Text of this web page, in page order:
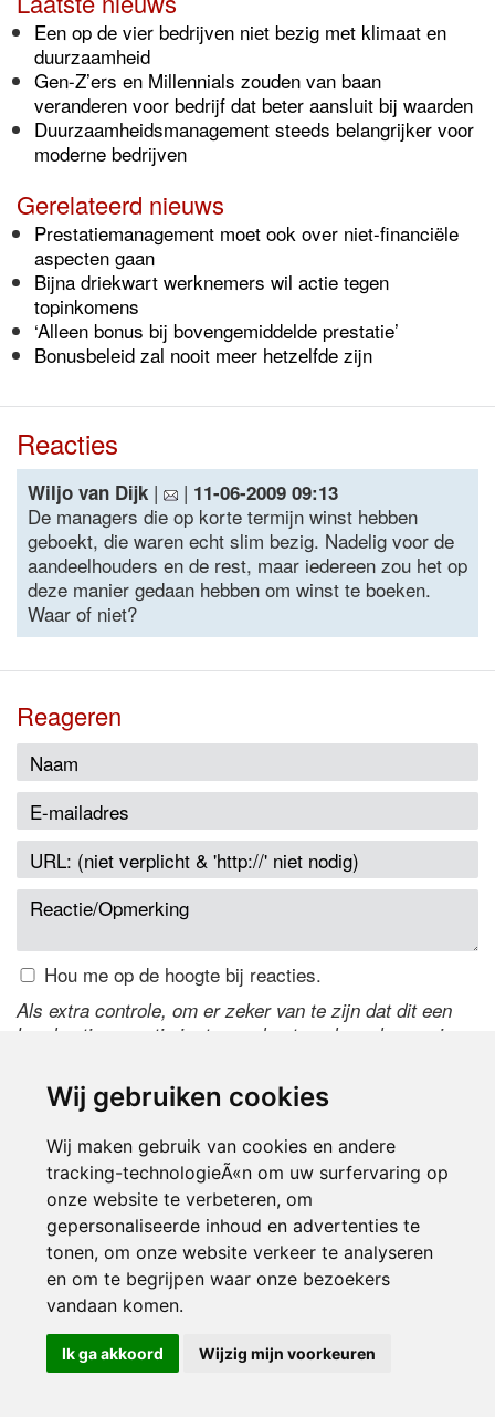
Wij gebruiken cookies
Wij maken gebruik van cookies en andere
tracking-technologieÃ«n om uw surfervaring op
onze website te verbeteren, om
gepersonaliseerde inhoud en advertenties te
tonen, om onze website verkeer te analyseren
en om te begrijpen waar onze bezoekers
vandaan komen.
Ik ga akkoord Wijzig mijn voorkeuren
Een op de vier bedrijven niet bezig met klimaat en
duurzaamheid
Gen-Z’ers en Millennials zouden van baan
veranderen voor bedrijf dat beter aansluit bij waarden
Duurzaamheidsmanagement steeds belangrijker voor
moderne bedrijven
Gerelateerd nieuws
Prestatiemanagement moet ook over niet-financiële
aspecten gaan
Bijna driekwart werknemers wil actie tegen
topinkomens
‘Alleen bonus bij bovengemiddelde prestatie’
Bonusbeleid zal nooit meer hetzelfde zijn
Reacties
Wiljo van Dijk | | 11-06-2009 09:13
De managers die op korte termijn winst hebben
geboekt, die waren echt slim bezig. Nadelig voor de
aandeelhouders en de rest, maar iedereen zou het op
deze manier gedaan hebben om winst te boeken.
Waar of niet?
Reageren
Hou me op de hoogte bij reacties.
Als extra controle, om er zeker van te zijn dat dit een
handmatige reactie is, typ onderstaande code over in
de code te wijzigen.
© 2000-2026 UFE Media:Managersonline.nl|Brisk magazine
Partners:Autowereld.com